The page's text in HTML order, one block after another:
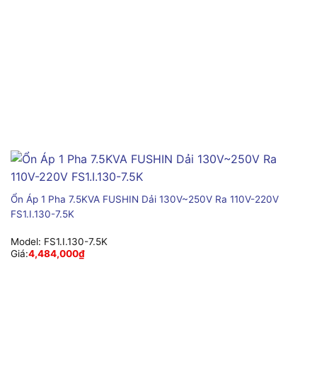
Ổn Áp 1 Pha 7.5KVA FUSHIN Dải 130V~250V Ra 110V-220V
FS1.I.130-7.5K
Model: FS1.I.130-7.5K
Giá:4,484,000₫